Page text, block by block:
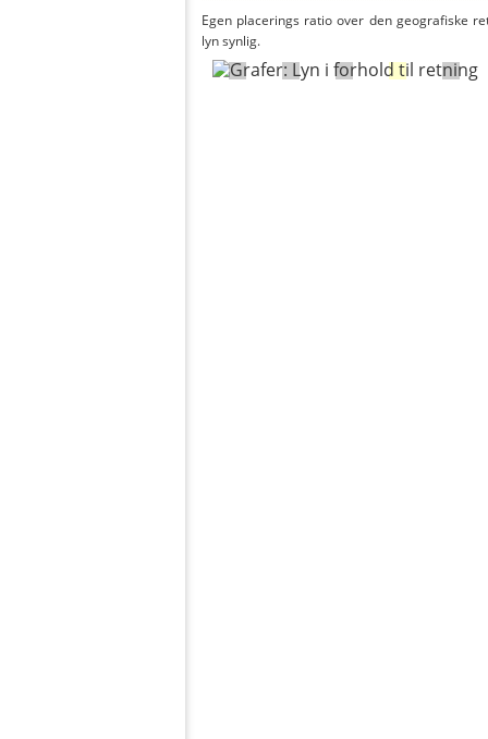
Egen placerings ratio over den geografiske
lyn synlig.